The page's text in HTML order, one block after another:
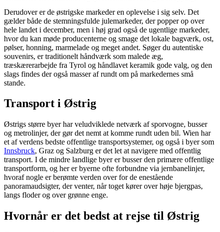
Derudover er de østrigske markeder en oplevelse i sig selv. Det
gælder både de stemningsfulde julemarkeder, der popper op over
hele landet i december, men i høj grad også de ugentlige markeder,
hvor du kan møde producenterne og smage det lokale bagværk, ost,
pølser, honning, marmelade og meget andet. Søger du autentiske
souvenirs, er traditionelt håndværk som malede æg,
træskærerarbejde fra Tyrol og håndlavet keramik gode valg, og den
slags findes der også masser af rundt om på markedernes små
stande.
Transport i Østrig
Østrigs større byer har veludviklede netværk af sporvogne, busser
og metrolinjer, der gør det nemt at komme rundt uden bil. Wien har
et af verdens bedste offentlige transportsystemer, og også i byer som
Innsbruck, Graz og Salzburg er det let at navigere med offentlig
transport. I de mindre landlige byer er busser den primære offentlige
transportform, og her er byerne ofte forbundne via jernbanelinjer,
hvoraf nogle er berømte verden over for de enestående
panoramaudsigter, der venter, når toget kører over høje bjergpas,
langs floder og over grønne enge.
Hvornår er det bedst at rejse til Østrig